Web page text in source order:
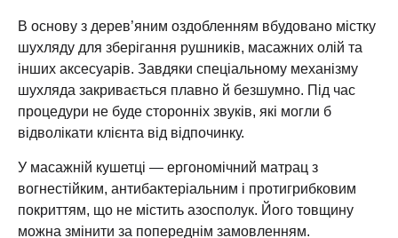
В основу з дерев’яним оздобленням вбудовано містку
шухляду для зберігання рушників, масажних олій та
інших аксесуарів. Завдяки спеціальному механізму
шухляда закривається плавно й безшумно. Під час
процедури не буде сторонніх звуків, які могли б
відволікати клієнта від відпочинку.
У масажній кушетці — ергономічний матрац з
вогнестійким, антибактеріальним і протигрибковим
покриттям, що не містить азосполук. Його товщину
можна змінити за попереднім замовленням.